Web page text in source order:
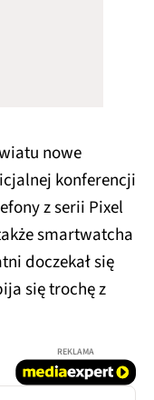
nowe
konferencji
z serii Pixel
smartwatcha
doczekał się
się trochę z
REKLAMA